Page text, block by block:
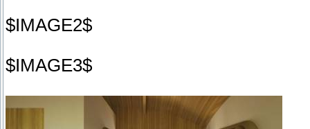
$IMAGE2$
$IMAGE3$